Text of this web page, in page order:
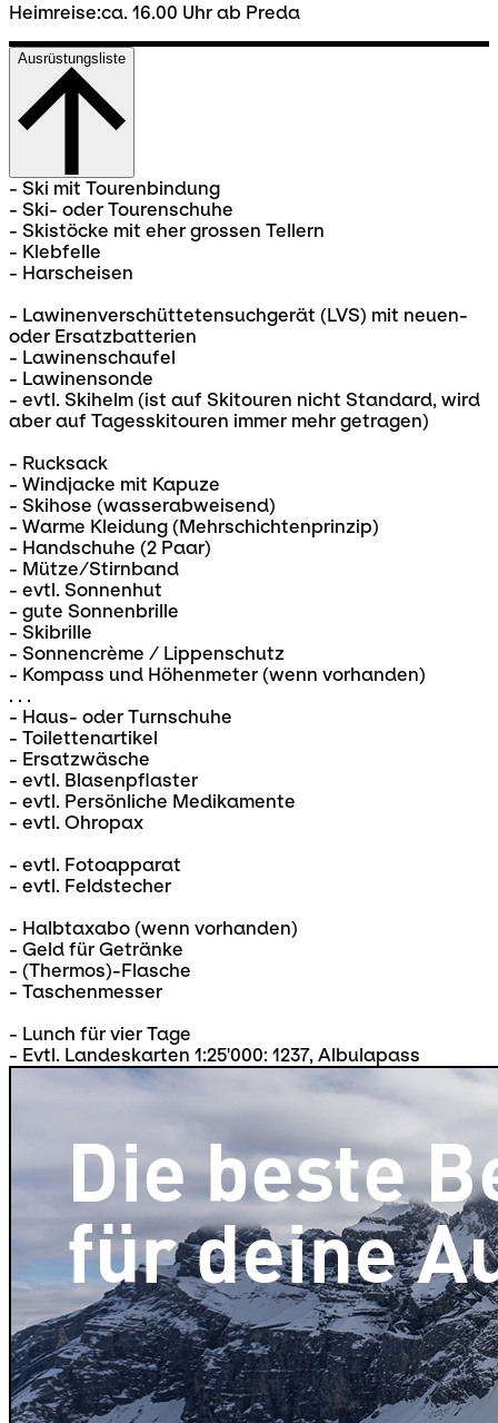
Heimreise:ca. 16.00 Uhr ab Preda
Ausrüstungsliste
- Ski mit Tourenbindung
- Ski- oder Tourenschuhe
- Skistöcke mit eher grossen Tellern
- Klebfelle
- Harscheisen
- Lawinenverschüttetensuchgerät (LVS) mit neuen-
oder Ersatzbatterien
- Lawinenschaufel
- Lawinensonde
- evtl. Skihelm (ist auf Skitouren nicht Standard, wird
aber auf Tagesskitouren immer mehr getragen)
- Rucksack
- Windjacke mit Kapuze
- Skihose (wasserabweisend)
- Warme Kleidung (Mehrschichtenprinzip)
- Handschuhe (2 Paar)
- Mütze/Stirnband
- evtl. Sonnenhut
- gute Sonnenbrille
- Skibrille
- Sonnencrème / Lippenschutz
- Kompass und Höhenmeter (wenn vorhanden)
. . .
- Haus- oder Turnschuhe
- Toilettenartikel
- Ersatzwäsche
- evtl. Blasenpflaster
- evtl. Persönliche Medikamente
- evtl. Ohropax
- evtl. Fotoapparat
- evtl. Feldstecher
- Halbtaxabo (wenn vorhanden)
- Geld für Getränke
- (Thermos)-Flasche
- Taschenmesser
- Lunch für vier Tage
- Evtl. Landeskarten 1:25'000: 1237, Albulapass